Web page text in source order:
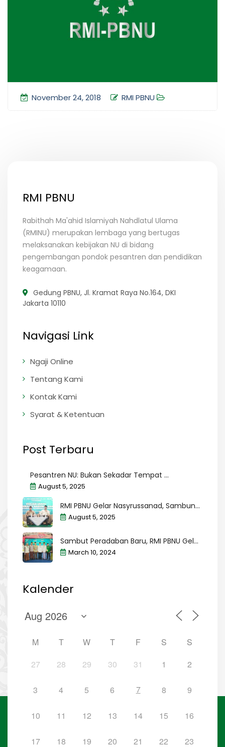
November 24, 2018 RMI PBNU
RMI PBNU
Rabithah Ma'ahid Islamiyah Nahdlatul Ulama
(RMINU) merupakan lembaga yang bertugas
melaksanakan kebijakan NU di bidang
pengembangan pondok pesantren dan pendidikan
keagamaan.
Gedung PBNU, Jl. Kramat Raya No.164, DKI
Jakarta 10110
Navigasi Link
Ngaji Online
Tentang Kami
Kontak Kami
Syarat & Ketentuan
Post Terbaru
Pesantren NU: Bukan Sekadar Tempat ...
August 5, 2025
RMI PBNU Gelar Nasyrussanad, Sambun...
August 5, 2025
Sambut Peradaban Baru, RMI PBNU Gel...
March 10, 2024
Kalender
M T W T F S
S
27
28 29 30 31 1 2
3 4 5 6 7 8 9
10 11 12 13 14 15 16
17 18 19 20 21 22 23